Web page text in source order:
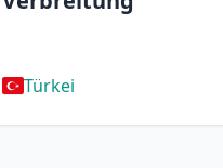
Türkei